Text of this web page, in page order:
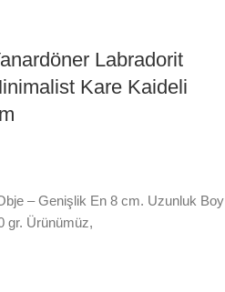
Labradorit
Kare Kaideli
– Genişlik En 8 cm. Uzunluk Boy
gr. Ürünümüz,